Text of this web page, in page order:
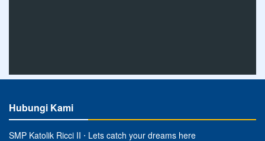
Hubungi Kami
SMP Katolik Ricci II ⋅ Lets catch your dreams here